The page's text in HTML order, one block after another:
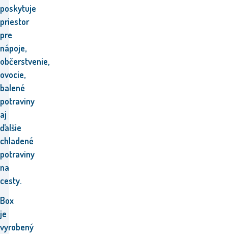
poskytuje
priestor
pre
nápoje,
občerstvenie,
ovocie,
balené
potraviny
aj
ďalšie
chladené
potraviny
na
cesty.
Box
je
vyrobený